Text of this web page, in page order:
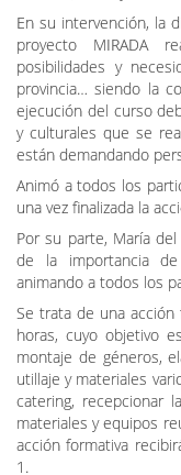
En su intervención, la
proyecto MIRADA
posibilidades y
provincia… siendo la
ejecución del curso
y culturales que se
están demandando
Animó a todos los
una vez finalizada la
Por su parte, María
de la importancia
animando a todos los
Se trata de una
horas, cuyo objetivo
montaje de géneros,
utillaje y materiales
catering, recepcionar
materiales y equipos
acción formativa
1.